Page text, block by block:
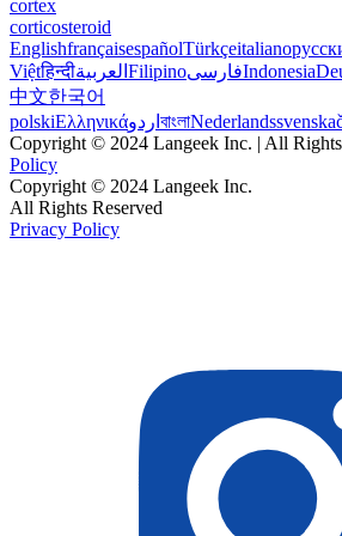
cortex
corticosteroid
EnglishfrançaisespañolTürkçeitaliano
Việtहिन्दीالعربية FilipinoفارسیIndonesia
中文한국어
polskiΕλληνικάاردو বাংলাNederlandssvenska
Copyright © 2024 Langeek Inc. | All Rights
Policy
Copyright © 2024 Langeek Inc.
All Rights Reserved
Privacy Policy